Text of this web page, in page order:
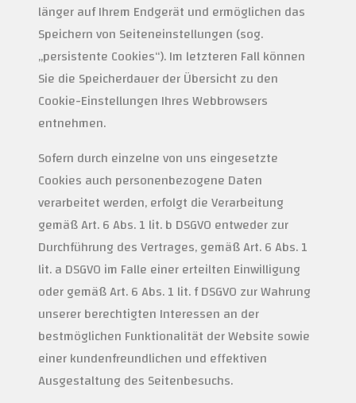
länger auf Ihrem Endgerät und ermöglichen das
Speichern von Seiteneinstellungen (sog.
„persistente Cookies“). Im letzteren Fall können
Sie die Speicherdauer der Übersicht zu den
Cookie-Einstellungen Ihres Webbrowsers
entnehmen.
Sofern durch einzelne von uns eingesetzte
Cookies auch personenbezogene Daten
verarbeitet werden, erfolgt die Verarbeitung
gemäß Art. 6 Abs. 1 lit. b DSGVO entweder zur
Durchführung des Vertrages, gemäß Art. 6 Abs. 1
lit. a DSGVO im Falle einer erteilten Einwilligung
oder gemäß Art. 6 Abs. 1 lit. f DSGVO zur Wahrung
unserer berechtigten Interessen an der
bestmöglichen Funktionalität der Website sowie
einer kundenfreundlichen und effektiven
Ausgestaltung des Seitenbesuchs.